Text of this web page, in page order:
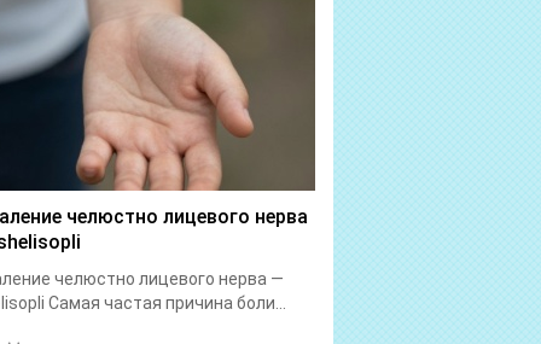
челюстно лицевого нерва
челюстно лицевого нерва —
Самая частая причина боли...